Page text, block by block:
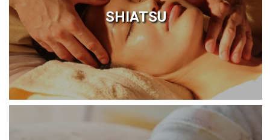
SHIATSU